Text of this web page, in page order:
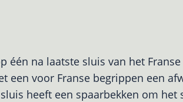
één na laatste sluis van het
een voor Franse begrippen een
heeft een spaarbekken om